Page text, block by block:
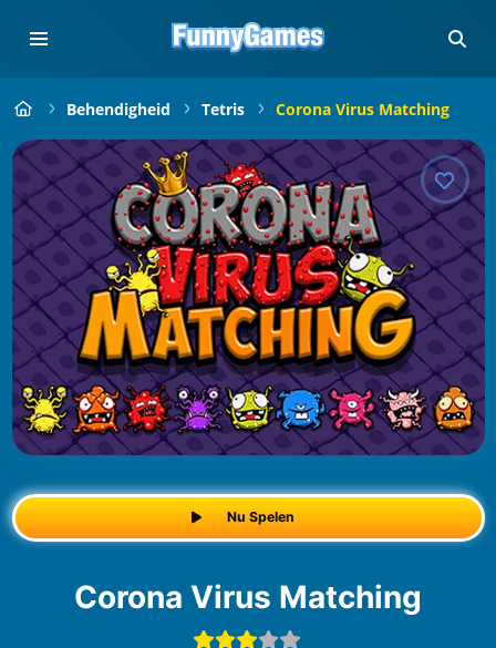
Behendigheid Tetris Corona Virus Matching
Nu Spelen
Corona Virus Matching